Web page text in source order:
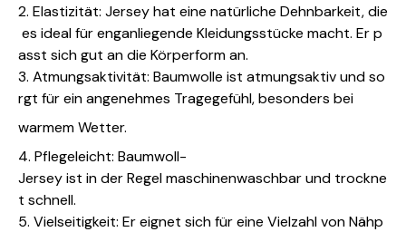
2. Elastizität: Jersey hat eine natürliche Dehnbarkeit, die
es ideal für enganliegende Kleidungsstücke macht. Er p
asst sich gut an die Körperform an.
3. Atmungsaktivität: Baumwolle ist atmungsaktiv und so
rgt für ein angenehmes Tragegefühl, besonders bei
warmem Wetter.
4. Pflegeleicht: Baumwoll-
Jersey ist in der Regel maschinenwaschbar und trockne
t schnell.
5. Vielseitigkeit: Er eignet sich für eine Vielzahl von Nähp